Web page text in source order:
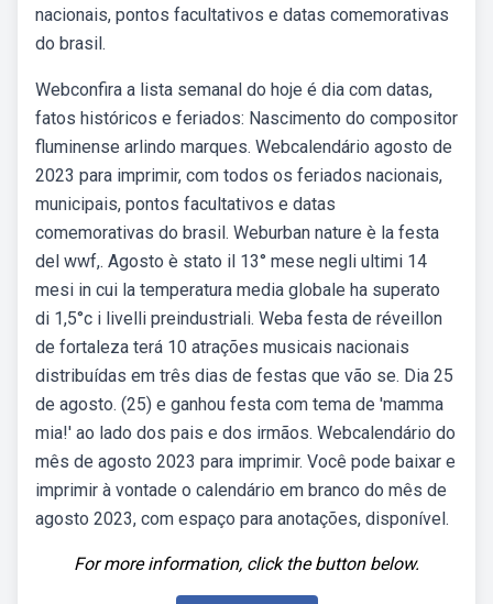
nacionais, pontos facultativos e datas comemorativas
do brasil.
Webconfira a lista semanal do hoje é dia com datas,
fatos históricos e feriados: Nascimento do compositor
fluminense arlindo marques. Webcalendário agosto de
2023 para imprimir, com todos os feriados nacionais,
municipais, pontos facultativos e datas
comemorativas do brasil. Weburban nature è la festa
del wwf,. Agosto è stato il 13° mese negli ultimi 14
mesi in cui la temperatura media globale ha superato
di 1,5°c i livelli preindustriali. Weba festa de réveillon
de fortaleza terá 10 atrações musicais nacionais
distribuídas em três dias de festas que vão se. Dia 25
de agosto. (25) e ganhou festa com tema de 'mamma
mia!' ao lado dos pais e dos irmãos. Webcalendário do
mês de agosto 2023 para imprimir. Você pode baixar e
imprimir à vontade o calendário em branco do mês de
agosto 2023, com espaço para anotações, disponível.
For more information, click the button below.